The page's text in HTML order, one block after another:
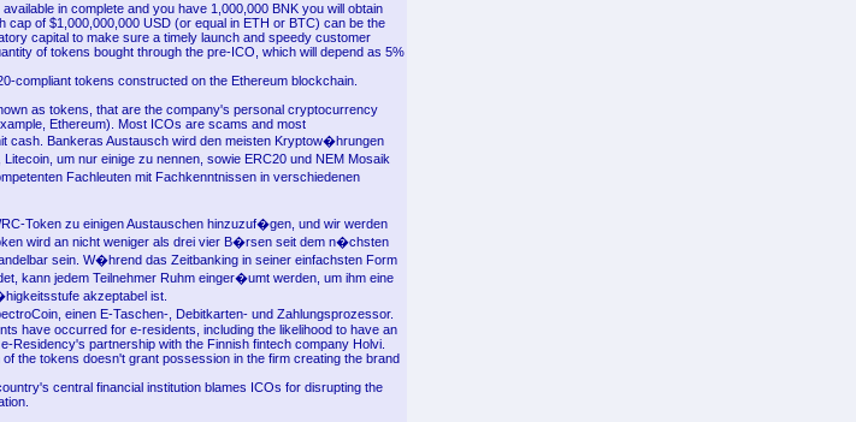
in complete and you have 1,000,000 BNK you will obtain
of $1,000,000,000 USD (or equal in ETH or BTC) can be the
capital to make sure a timely launch and speedy customer
of tokens bought through the pre-ICO, which will depend as 5%
compliant tokens constructed on the Ethereum blockchain.
as tokens, that are the company's personal cryptocurrency
Ethereum). Most ICOs are scams and most
cash. Bankeras Austausch wird den meisten Kryptow�hrungen
um nur einige zu nennen, sowie ERC20 und NEM Mosaik
Fachleuten mit Fachkenntnissen in verschiedenen
Token zu einigen Austauschen hinzuzuf�gen, und wir werden
wird an nicht weniger als drei vier B�rsen seit dem n�chsten
sein. W�hrend das Zeitbanking in seiner einfachsten Form
kann jedem Teilnehmer Ruhm einger�umt werden, um ihm eine
akzeptabel ist.
einen E-Taschen-, Debitkarten- und Zahlungsprozessor.
have occurred for e-residents, including the likelihood to have an
Residency's partnership with the Finnish fintech company Holvi.
the tokens doesn't grant possession in the firm creating the brand
central financial institution blames ICOs for disrupting the